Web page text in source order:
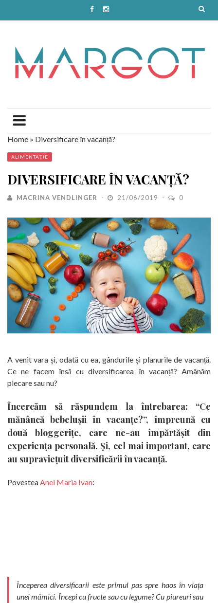
Home » Diversificare în vacanță?
ALIMENTAȚIE
DIVERSIFICARE ÎN VACANȚĂ?
MACRINA VENDLINGER 21/06/2019 0
A venit vara și, odată cu ea, gândurile și planurile de vacanță.
Ce ne facem însă cu diversificarea în vacanță? Amânăm
plecare sau nu?
Încercăm să răspundem la întrebarea: “Ce
mănâncă bebelușii în vacanțe?”, împreună cu
două bloggerițe, care ne-au împărtășit din
experiența personală. Și, cel mai important, care
au supraviețuit diversificării în vacanță.
PovesteaAnei Maria Ivan:
Începerea diversificarii este primul pas spre haos în viața
unei mămici. Începi cu fructe sau cu legume? Cu piureuri sau